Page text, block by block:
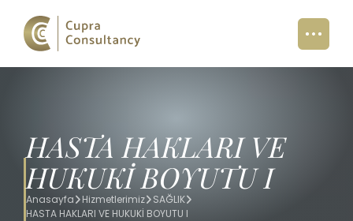
HASTA HAKLARI VE
HUKUKİ BOYUTU I
Anasayfa Hizmetlerimiz
SAĞLIK
HASTA HAKLARI VE HUKUKİ BOYUTU I